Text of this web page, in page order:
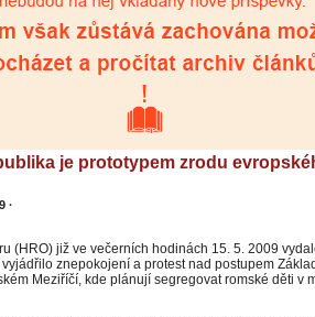
je prototypem zrodu
·
(HRO) již ve večerních hodinách 15. 5. 2009
znepokojení a protest nad postupem
Meziříčí, kde plánují segregovat romské děti v